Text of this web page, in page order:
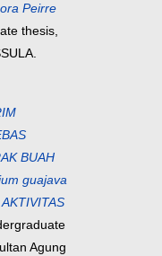
Peirre
thesis,
BUAH
guajava
Agung